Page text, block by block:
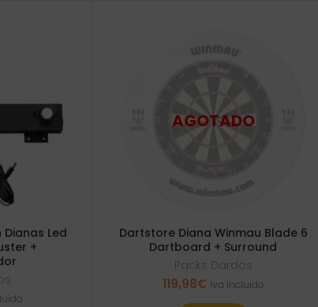
Led
+
Dartstore Diana Winmau Blade 6
Dartboard + Surround
Packs Dardos
119,98€ Iva incluido